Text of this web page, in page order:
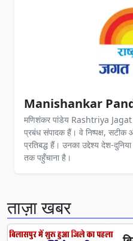
Manishankar
मणिशंकर पांडेय Rashtriya
प्रबंध संपादक हैं। वे निष्पक्ष, सटीक
प्रतिबद्ध हैं। उनका उद्देश्य देश-
तक पहुँचाना है।
ताज़ा खबर